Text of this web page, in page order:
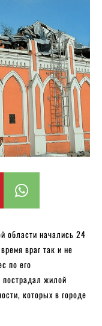
области начались 24
враг так и не
по его
жилой
которых в городе